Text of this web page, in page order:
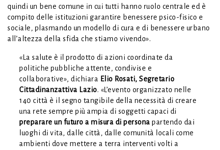
quindi un bene comune in cui tutti hanno ruolo centrale ed è
compito delle istituzioni garantire benessere psico-fisico e
sociale, plasmando un modello di cura e di benessere urbano
all’altezza della sfida che stiamo vivendo».
«La salute è il prodotto di azioni coordinate da
politiche pubbliche attente, condivise e
collaborative», dichiara Elio Rosati, Segretario
Cittadinanzattiva Lazio. «L’evento organizzato nelle
140 città è il segno tangibile della necessità di creare
una rete sempre più ampia di soggetti capaci di
preparare un futuro a misura di persona partendo dai
luoghi di vita, dalle città, dalle comunità locali come
ambienti dove mettere a terra interventi volti a